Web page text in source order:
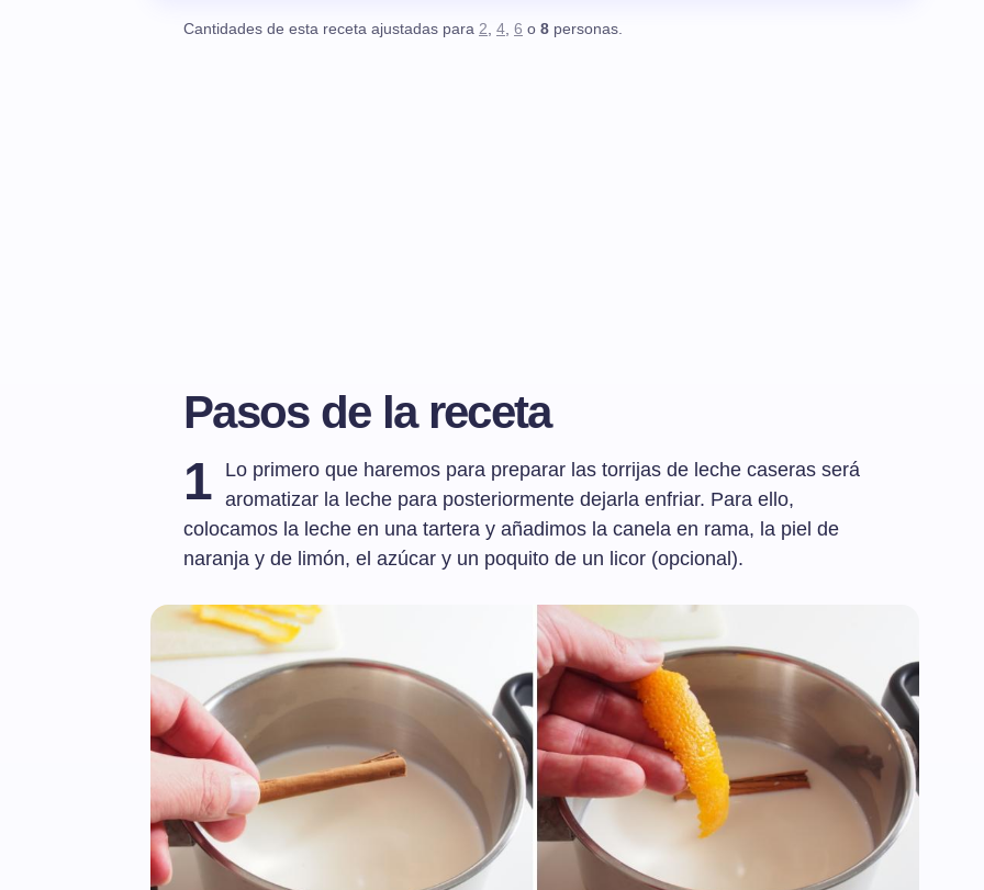
Cantidades de esta receta ajustadas para 2, 4, 6 o 8 personas.
Pasos de la receta
1
Lo primero que haremos para preparar las torrijas de leche caseras será
aromatizar la leche para posteriormente dejarla enfriar. Para ello,
colocamos la leche en una tartera y añadimos la canela en rama, la piel de
naranja y de limón, el azúcar y un poquito de un licor (opcional).